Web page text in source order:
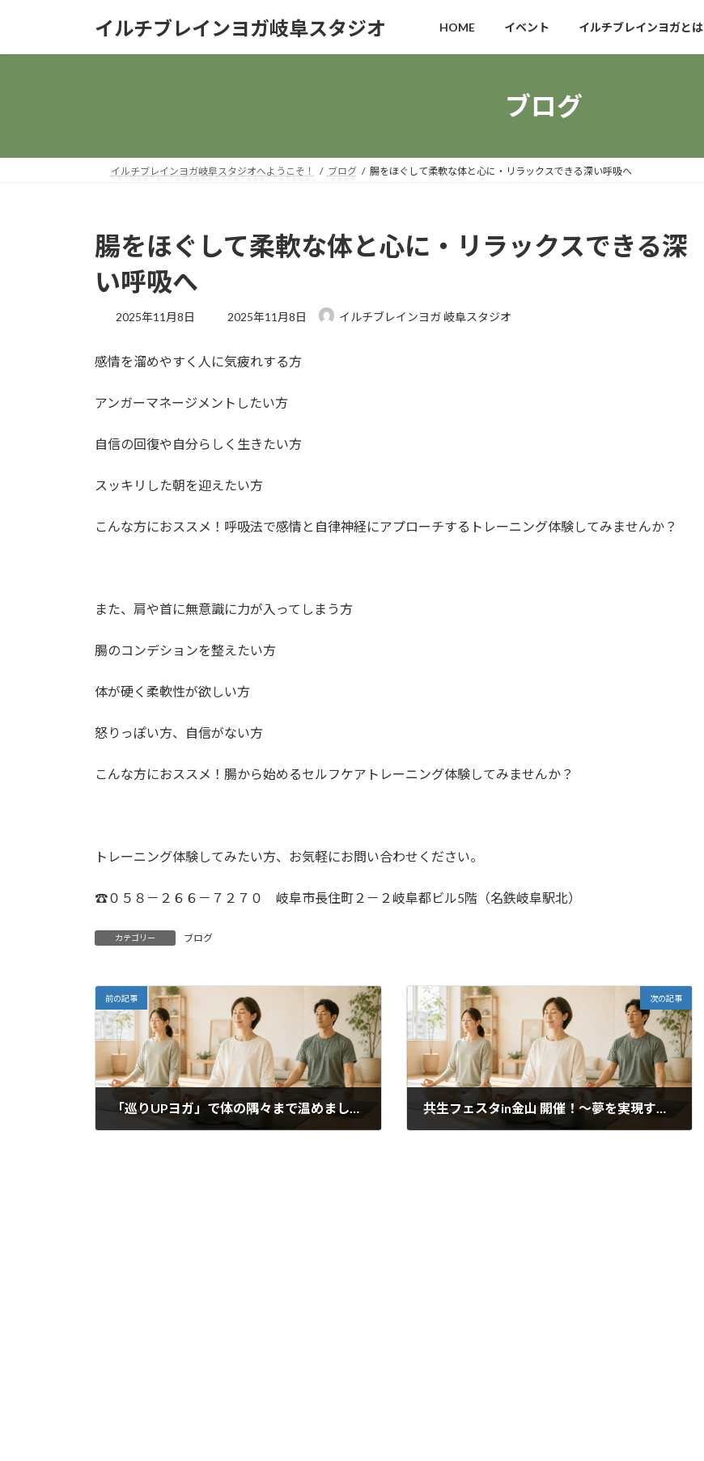
イルチブレインヨガ岐阜スタジオ HOME イベント イルチブレインヨガとは
ブログ
イルチブレインヨガ岐阜スタジオへようこそ！ ブログ 腸をほぐして柔軟な体と心に・リラックスできる深い呼吸へ
腸をほぐして柔軟な体と心に・リラックスできる深
い呼吸へ
2025年11月8日
最
新
:
2025年11月8日 イルチブレインヨガ 岐阜スタジオ
感情を溜めやすく人に気疲れする方
アンガーマネージメントしたい方
自信の回復や自分らしく生きたい方
スッキリした朝を迎えたい方
こんな方におススメ！呼吸法で感情と自律神経にアプローチするトレーニング体験してみませんか？
また、肩や首に無意識に力が入ってしまう方
腸のコンデションを整えたい方
体が硬く柔軟性が欲しい方
怒りっぽい方、自信がない方
こんな方におススメ！腸から始めるセルフケアトレーニング体験してみませんか？
トレーニング体験してみたい方、お気軽にお問い合わせください。
☎０５８－２６６－７２７０ 岐阜市長住町２－２岐阜都ビル5階（名鉄岐阜駅北）
カテゴリー ブログ
前の記事
「巡りUPヨガ」で体の隅々まで温めましょう
次の記事
共生フェスタin金山 開催！～夢を実現する脳と体を手に入れよう～